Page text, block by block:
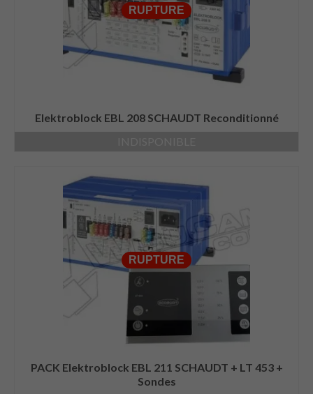
RUPTURE
Elektroblock EBL 208 SCHAUDT Reconditionné
RUPTURE
PACK Elektroblock EBL 211 SCHAUDT + LT 453 +
Sondes